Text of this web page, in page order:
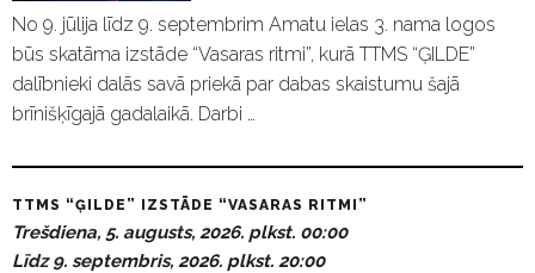
No 9. jūlija līdz 9. septembrim Amatu ielas 3. nama logos
būs skatāma izstāde “Vasaras ritmi”, kurā TTMS “ĢILDE”
dalībnieki dalās savā priekā par dabas skaistumu šajā
brīnišķīgajā gadalaikā. Darbi …
TTMS “ĢILDE” IZSTĀDE “VASARAS RITMI”
Trešdiena, 5. augusts, 2026. plkst. 00:00
Līdz 9. septembris, 2026. plkst. 20:00